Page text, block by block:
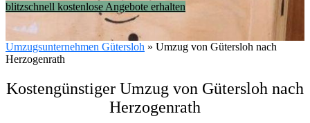
blitzschnell kostenlose Angebote erhalten
Umzugsunternehmen Gütersloh » Umzug von Gütersloh nach
Herzogenrath
Kostengünstiger Umzug von Gütersloh nach
Herzogenrath